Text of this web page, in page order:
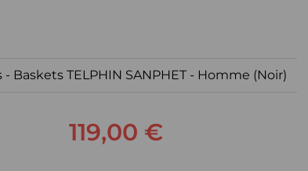
- Baskets TELPHIN SANPHET - Homme (Noir)
119,00 €